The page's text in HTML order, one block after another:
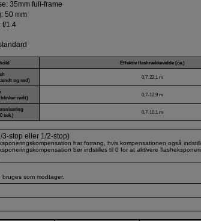
35mm full-frame
50 mm
1.4
Effektiv flashrækkevidde (ca.)
og rød)
0,7-22,1 m
rødt)
0,7-12,9 m
sek.)
0,7-10,1 m
3-stop eller 1/2-stop)
har forrang, hvis kompensationen også
bør indstilles til 0 for at aktivere
som modtager.